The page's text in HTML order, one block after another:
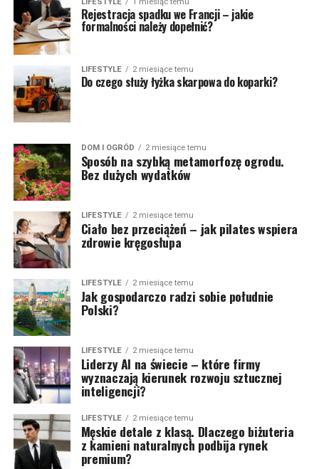
LIFESTYLE 1 miesiąc temu
Rejestracja spadku we Francji – jakie
formalności należy dopełnić?
LIFESTYLE 2 miesiące temu
Do czego służy łyżka skarpowa do koparki?
DOM I OGRÓD 2 miesiące temu
Sposób na szybką metamorfozę ogrodu.
Bez dużych wydatków
LIFESTYLE 2 miesiące temu
Ciało bez przeciążeń – jak pilates wspiera
zdrowie kręgosłupa
LIFESTYLE 2 miesiące temu
Jak gospodarczo radzi sobie południe
Polski?
LIFESTYLE 2 miesiące temu
Liderzy AI na świecie – które firmy
wyznaczają kierunek rozwoju sztucznej
inteligencji?
LIFESTYLE 2 miesiące temu
Męskie detale z klasą. Dlaczego biżuteria
z kamieni naturalnych podbija rynek
premium?